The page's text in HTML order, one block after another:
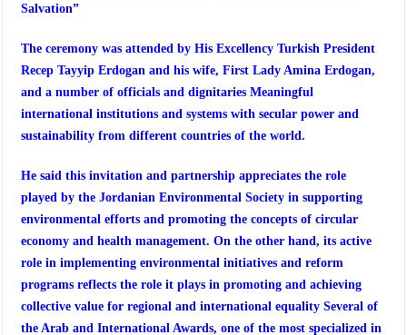
Salvation”
The ceremony was attended by His Excellency Turkish President
Recep Tayyip Erdogan and his wife, First Lady Amina Erdogan,
and a number of officials and dignitaries Meaningful
international institutions and systems with secular power and
sustainability from different countries of the world.
He said this invitation and partnership appreciates the role
played by the Jordanian Environmental Society in supporting
environmental efforts and promoting the concepts of circular
economy and health management. On the other hand, its active
role in implementing environmental initiatives and reform
programs reflects the role it plays in promoting and achieving
collective value for regional and international equality Several of
the Arab and International Awards, one of the most specialized in